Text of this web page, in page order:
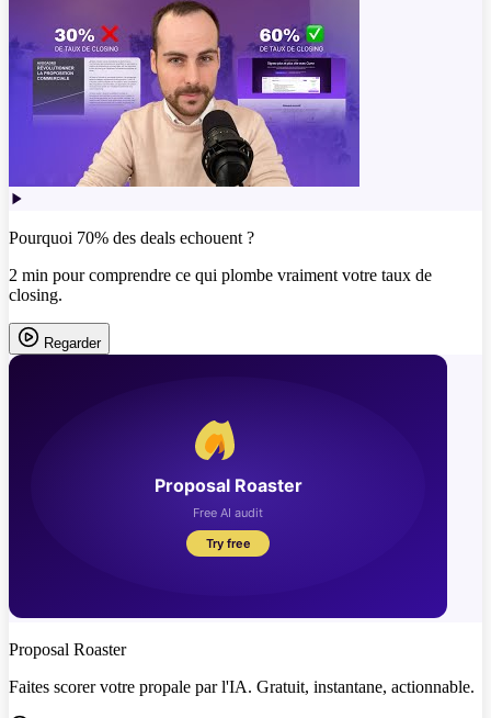
Pourquoi 70% des deals echouent ?
2 min pour comprendre ce qui plombe vraiment votre taux de
closing.
Regarder
Proposal Roaster
Faites scorer votre propale par l'IA. Gratuit, instantane, actionnable.